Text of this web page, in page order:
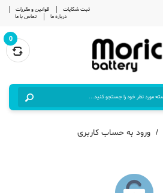
ثبت شکایات
قوانین و مقررات
درباره ما
تماس با ما
0
ورود به حساب کاربری